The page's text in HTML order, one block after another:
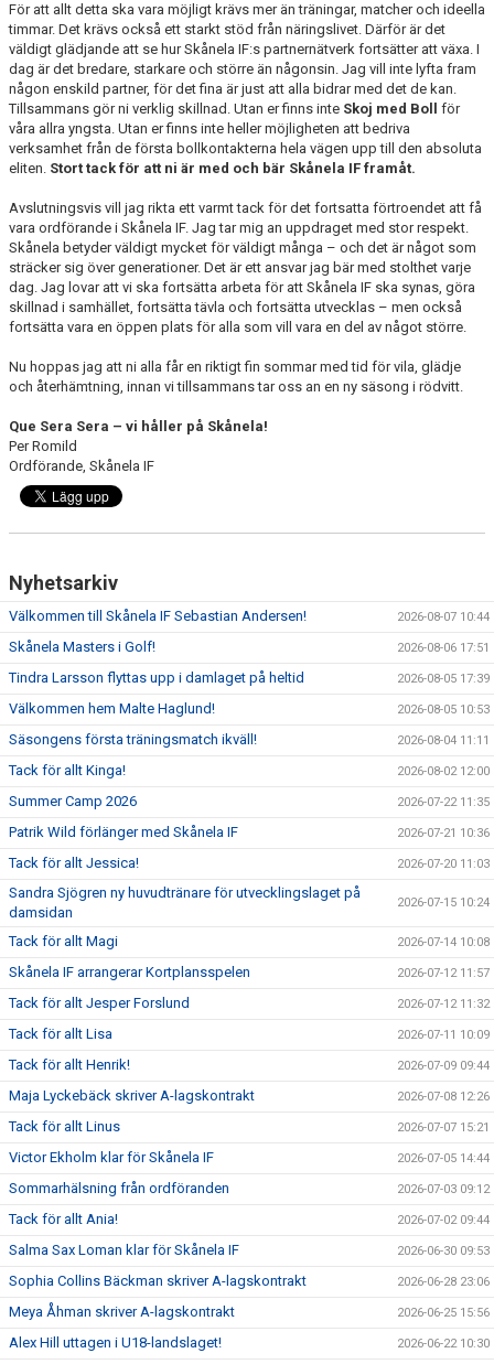
För att allt detta ska vara möjligt krävs mer än träningar, matcher och ideella
timmar. Det krävs också ett starkt stöd från näringslivet. Därför är det
väldigt glädjande att se hur Skånela IF:s partnernätverk fortsätter att växa. I
dag är det bredare, starkare och större än någonsin. Jag vill inte lyfta fram
någon enskild partner, för det fina är just att alla bidrar med det de kan.
Tillsammans gör ni verklig skillnad. Utan er finns inte Skoj med Boll
för
våra allra yngsta. Utan er finns inte heller möjligheten att bedriva
verksamhet från de första bollkontakterna hela vägen upp till den absoluta
eliten. Stort tack för att ni är med och bär Skånela IF framåt.
Avslutningsvis vill jag rikta ett varmt tack för det fortsatta förtroendet att få
vara ordförande i Skånela IF. Jag tar mig an uppdraget med stor respekt.
Skånela betyder väldigt mycket för väldigt många – och det är något som
sträcker sig över generationer. Det är ett ansvar jag bär med stolthet varje
dag. Jag lovar att vi ska fortsätta arbeta för att Skånela IF ska synas, göra
skillnad i samhället, fortsätta tävla och fortsätta utvecklas – men också
fortsätta vara en öppen plats för alla som vill vara en del av något större.
Nu hoppas jag att ni alla får en riktigt fin sommar med tid för vila, glädje
och återhämtning, innan vi tillsammans tar oss an en ny säsong i rödvitt.
Que Sera Sera – vi håller på Skånela!
Per Romild
Ordförande, Skånela IF
Nyhetsarkiv
Välkommen till Skånela IF Sebastian Andersen! 2026-08-07 10:44
Skånela Masters i Golf! 2026-08-06 17:51
Tindra Larsson flyttas upp i damlaget på heltid 2026-08-05 17:39
Välkommen hem Malte Haglund! 2026-08-05 10:53
Säsongens första träningsmatch ikväll! 2026-08-04 11:11
Tack för allt Kinga! 2026-08-02 12:00
Summer Camp 2026 2026-07-22 11:35
Patrik Wild förlänger med Skånela IF 2026-07-21 10:36
Tack för allt Jessica! 2026-07-20 11:03
Sandra Sjögren ny huvudtränare för utvecklingslaget på
damsidan
2026-07-15 10:24
Tack för allt Magi 2026-07-14 10:08
Skånela IF arrangerar Kortplansspelen 2026-07-12 11:57
Tack för allt Jesper Forslund 2026-07-12 11:32
Tack för allt Lisa 2026-07-11 10:09
Tack för allt Henrik! 2026-07-09 09:44
Maja Lyckebäck skriver A-lagskontrakt 2026-07-08 12:26
Tack för allt Linus 2026-07-07 15:21
Victor Ekholm klar för Skånela IF 2026-07-05 14:44
Sommarhälsning från ordföranden 2026-07-03 09:12
Tack för allt Ania! 2026-07-02 09:44
Salma Sax Loman klar för Skånela IF 2026-06-30 09:53
Sophia Collins Bäckman skriver A-lagskontrakt 2026-06-28 23:06
Meya Åhman skriver A-lagskontrakt 2026-06-25 15:56
Alex Hill uttagen i U18-landslaget! 2026-06-22 10:30